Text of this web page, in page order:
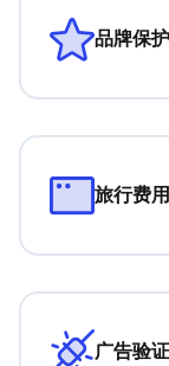
品牌保护
旅行费
广告验证